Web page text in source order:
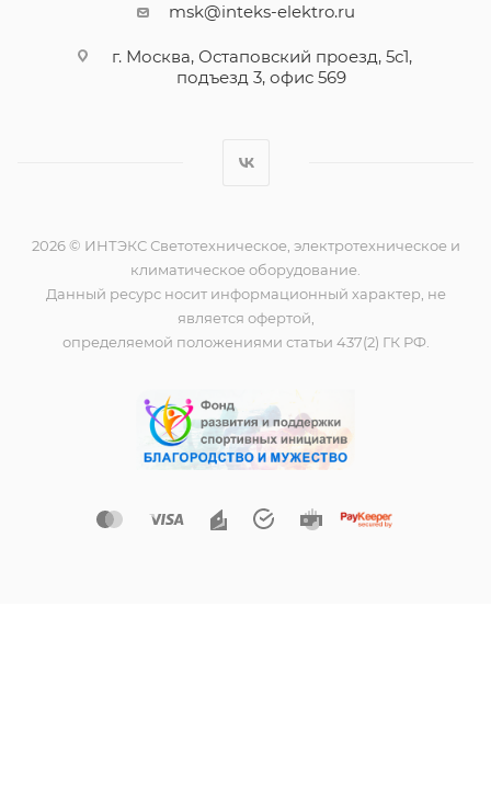
msk@inteks-elektro.ru
г. Москва, Остаповский проезд, 5с1,
подъезд 3, офис 569
2026 © ИНТЭКС Светотехническое, электротехническое и
климатическое оборудование.
Данный ресурс носит информационный характер, не
является офертой,
определяемой положениями статьи 437(2) ГК РФ.